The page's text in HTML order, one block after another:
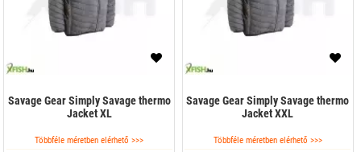
Savage Gear Simply Savage thermo
Jacket XL
Többféle méretben elérhető >>>
Savage Gear Simply Savage thermo
Jacket XXL
Többféle méretben elérhető >>>